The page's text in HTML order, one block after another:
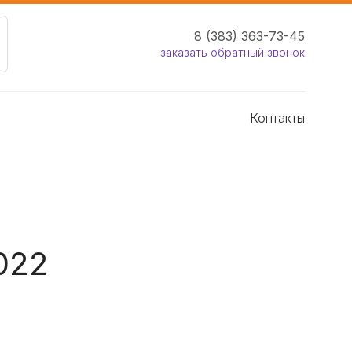
8 (383) 363-73-45
заказать обратный звонок
Контакты